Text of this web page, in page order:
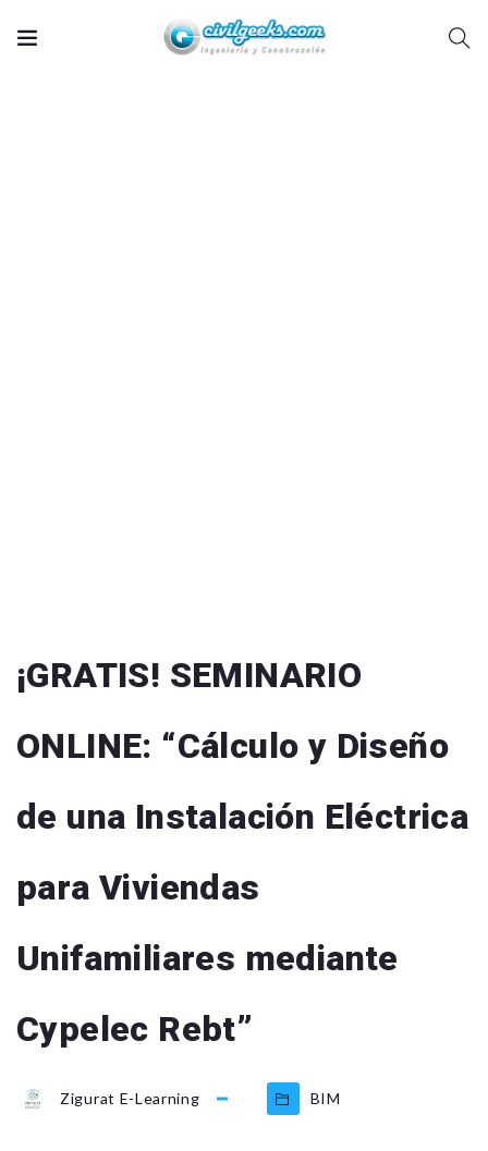
¡GRATIS! SEMINARIO
ONLINE: “Cálculo y Diseño
de una Instalación Eléctrica
para Viviendas
Unifamiliares mediante
Cypelec Rebt”
Zigurat E-Learning BIM